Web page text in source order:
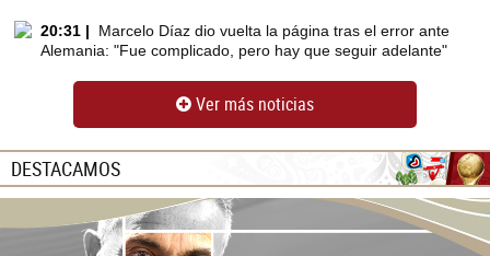
20:31 |
Marcelo Díaz dio vuelta la página tras el error ante
Alemania: "Fue complicado, pero hay que seguir adelante"
Ver más noticias
DESTACAMOS